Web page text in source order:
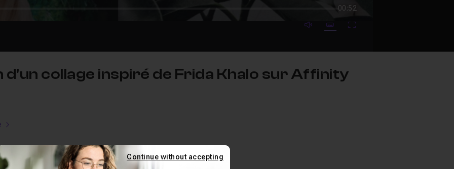
00:52
mute video
SubtitlesFullscreen
collage inspiré de Frida Khalo sur Affinity